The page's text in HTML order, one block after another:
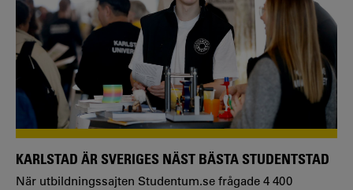
KARLSTAD ÄR SVERIGES NÄST BÄSTA STUDENTSTAD
När utbildningssajten Studentum.se frågade 4 400